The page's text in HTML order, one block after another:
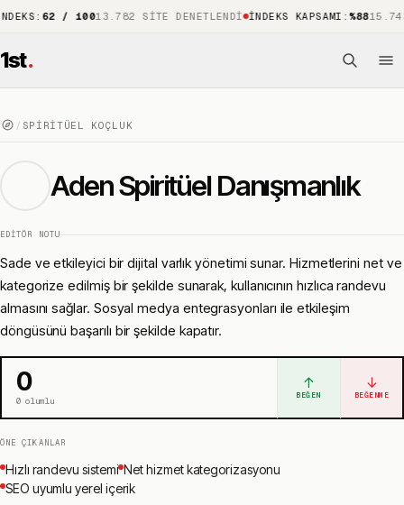
:62 / 100 13.782 SITE DENETLENDI İNDEKS KAPSAMI:%8815.743
1st.
/ SPIRITÜEL KOÇLUK
Aden Spiritüel Danışmanlık
EDITÖR NOTU
Sade ve etkileyici bir dijital varlık yönetimi sunar. Hizmetlerini net ve
kategorize edilmiş bir şekilde sunarak, kullanıcının hızlıca randevu
almasını sağlar. Sosyal medya entegrasyonları ile etkileşim
döngüsünü başarılı bir şekilde kapatır.
0
0olumlu
↑
BEĞEN
↓
BEĞENME
ÖNE ÇIKANLAR
Hızlı randevu sistemi Net hizmet kategorizasyonu
SEO uyumlu yerel içerik